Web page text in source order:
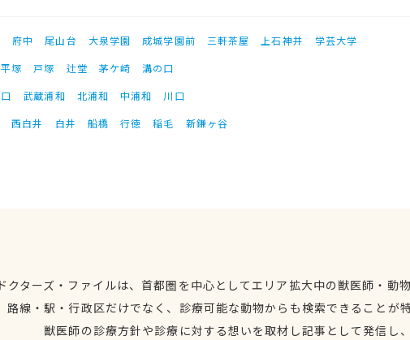
府中 尾山台 大泉学園 成城学園前 三軒茶屋 上石神井
学芸大学
平塚 戸塚 辻堂 茅ケ崎
溝の口
武蔵浦和 北浦和 中浦和
川口
西白井 白井 船橋 行徳 稲毛 新鎌ヶ谷
クターズ・ファイルは、首都圏を中心としてエリア拡大中の獣医師・動
路線・駅・行政区だけでなく、診療可能な動物からも検索できることが
獣医師の診療方針や診療に対する想いを取材し記事として発信し